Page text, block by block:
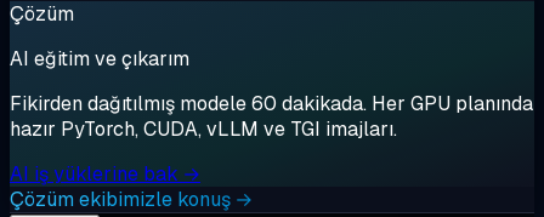
Çözüm
AI eğitim ve çıkarım
Fikirden dağıtılmış modele 60 dakikada. Her GPU planında
hazır PyTorch, CUDA, vLLM ve TGI imajları.
AI iş yüklerine bak →
Çözüm ekibimizle konuş →